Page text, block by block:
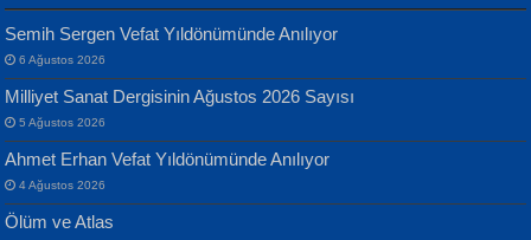
MUSTAFA KELOĞLU
Yarına İz Bırakmak...
Yılmaz Ekinci
Geceye Söylenen...
Semih Sergen Vefat Yıldönümünde Anılıyor
6 Ağustos 2026
Milliyet Sanat Dergisinin Ağustos 2026 Sayısı
5 Ağustos 2026
Ahmet Erhan Vefat Yıldönümünde Anılıyor
4 Ağustos 2026
Ölüm ve Atlas